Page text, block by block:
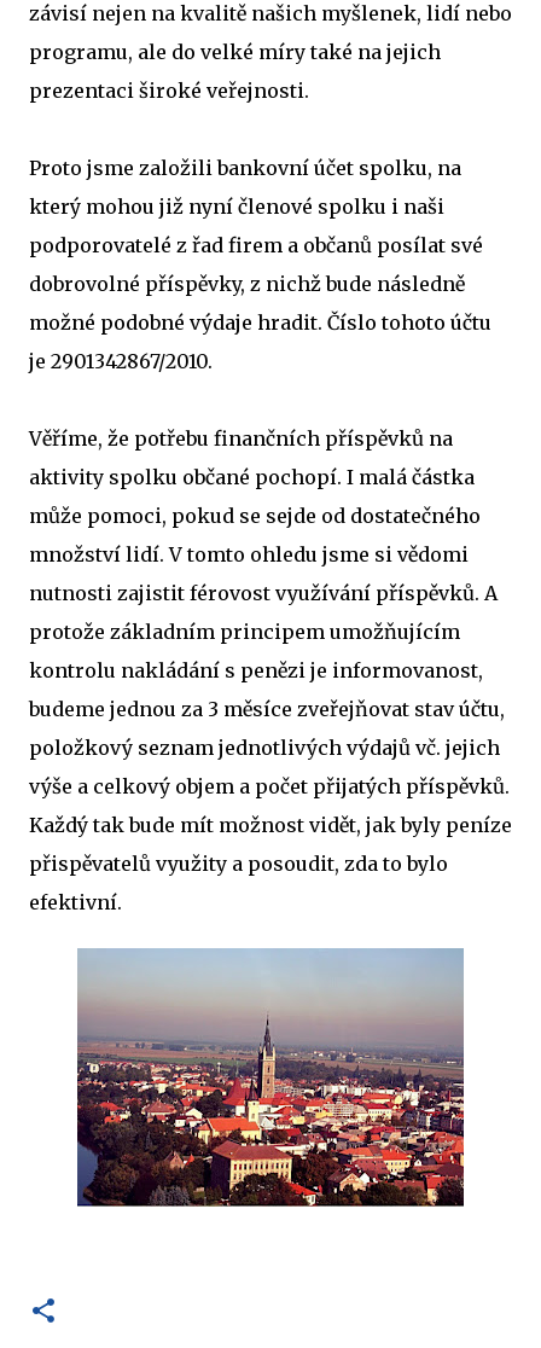
závisí nejen na kvalitě našich myšlenek, lidí nebo
programu, ale do velké míry také na jejich
prezentaci široké veřejnosti.
Proto jsme založili bankovní účet spolku, na
který mohou již nyní členové spolku i naši
podporovatelé z řad firem a občanů posílat své
dobrovolné příspěvky, z nichž bude následně
možné podobné výdaje hradit. Číslo tohoto účtu
je 2901342867/2010.
Věříme, že potřebu finančních příspěvků na
aktivity spolku občané pochopí. I malá částka
může pomoci, pokud se sejde od dostatečného
množství lidí. V tomto ohledu jsme si vědomi
nutnosti zajistit férovost využívání příspěvků. A
protože základním principem umožňujícím
kontrolu nakládání s penězi je informovanost,
budeme jednou za 3 měsíce zveřejňovat stav účtu,
položkový seznam jednotlivých výdajů vč. jejich
výše a celkový objem a počet přijatých příspěvků.
Každý tak bude mít možnost vidět, jak byly peníze
přispěvatelů využity a posoudit, zda to bylo
efektivní.